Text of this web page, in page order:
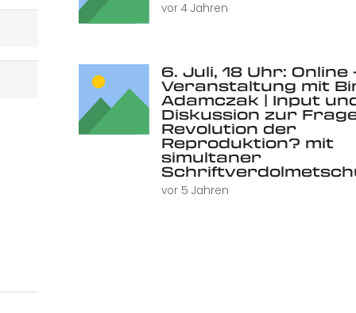
vor 4 Jahren
6. Juli, 18 Uhr: Online
Veranstaltung mit
Adamczak | Input
Diskussion zur
Revolution der
Reproduktion? mit
simultaner
vor 5 Jahren